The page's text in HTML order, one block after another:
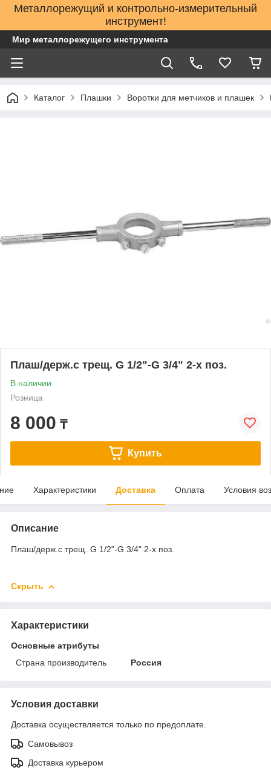
Металлорежущий и контрольно-измерительный
инструмент!
Мир металлорежущего инструмента
Каталог Плашки Воротки для метчиков и плашек
Плаш/держ.с трещ. G 1/2"-G 3/4" 2-х поз.
В наличии
Розница
8 000 ₸
Купить
Характеристики Доставка Оплата Условия
Описание
Плаш/держ.с трещ. G 1/2"-G 3/4" 2-х поз.
Скрыть
Характеристики
Основные атрибуты
Страна производитель
Россия
Условия доставки
Доставка осуществляется только по предоплате.
Самовывоз
Доставка курьером